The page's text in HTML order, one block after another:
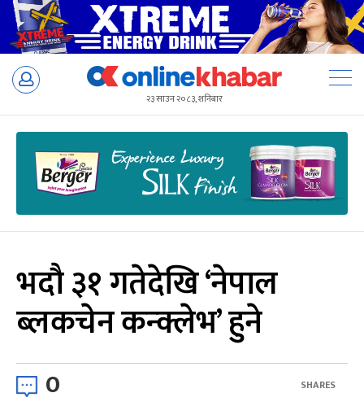
Skip
२३ साउन २०८३, शनिबार
भदौ ३१ गतेदेखि ‘नेपाल
ब्लकचेन कन्क्लेभ’ हुने
0 SHARES